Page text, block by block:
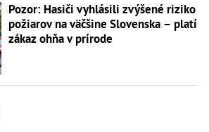
Pozor: Hasiči vyhlásili zvýšené riziko
požiarov na väčšine Slovenska – platí
zákaz ohňa v prírode